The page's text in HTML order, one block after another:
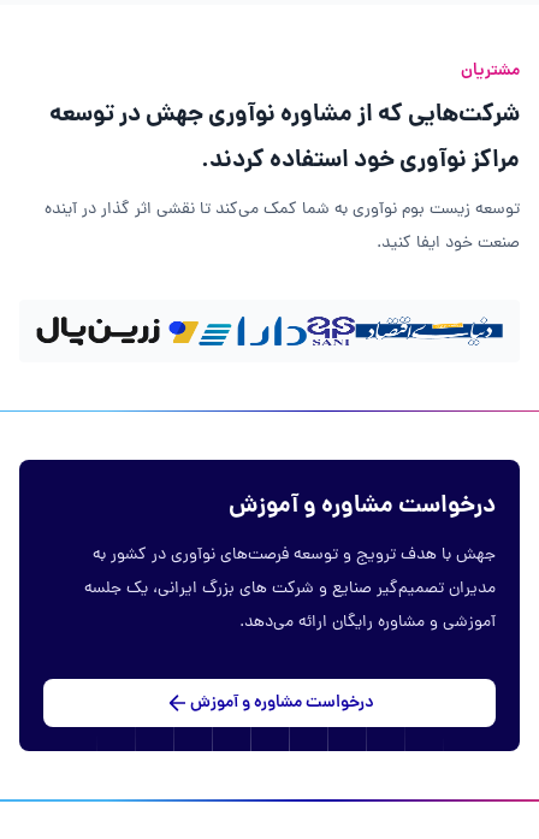
مشتریان
شرکت‌هایی که از مشاوره نوآوری جهش در توسعه
مراکز نوآوری خود استفاده کردند.
توسعه زیست بوم نوآوری به شما کمک می‌کند تا نقشی اثر گذار در آینده
صنعت خود ایفا کنید.
درخواست مشاوره و آموزش
جهش با هدف ترویج و توسعه فرصت‌های نوآوری در کشور به
مدیران تصمیم‌گیر صنایع و شرکت های بزرگ ایرانی، یک جلسه
آموزشی و مشاوره رایگان ارائه می‌دهد.
درخواست مشاوره و آموزش